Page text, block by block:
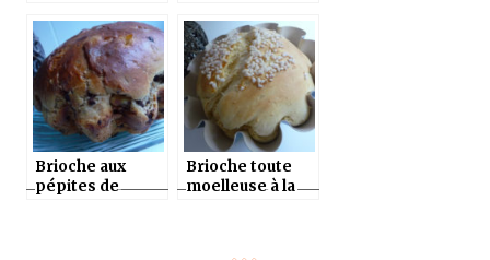
confites (au
thermomix ou
en map)
thermomix ou
pas !
Brioche aux
pépites de
Brioche toute
moelleuse à la